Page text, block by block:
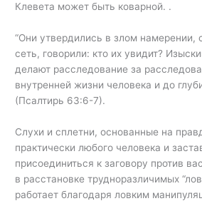
Клевета может быть коварной. .
“Они утвердились в злом намерении,
сеть, говорили: кто их увидит?
делают расследование за
внутренней жизни человека и до
(Псалтирь 63:6-7).
Слухи и сплетни, основанные на
практически любого человека и
присоединиться к заговору против
в расстановке трудноразличимых
работает благодаря ловким